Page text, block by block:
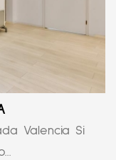
Valencia Si